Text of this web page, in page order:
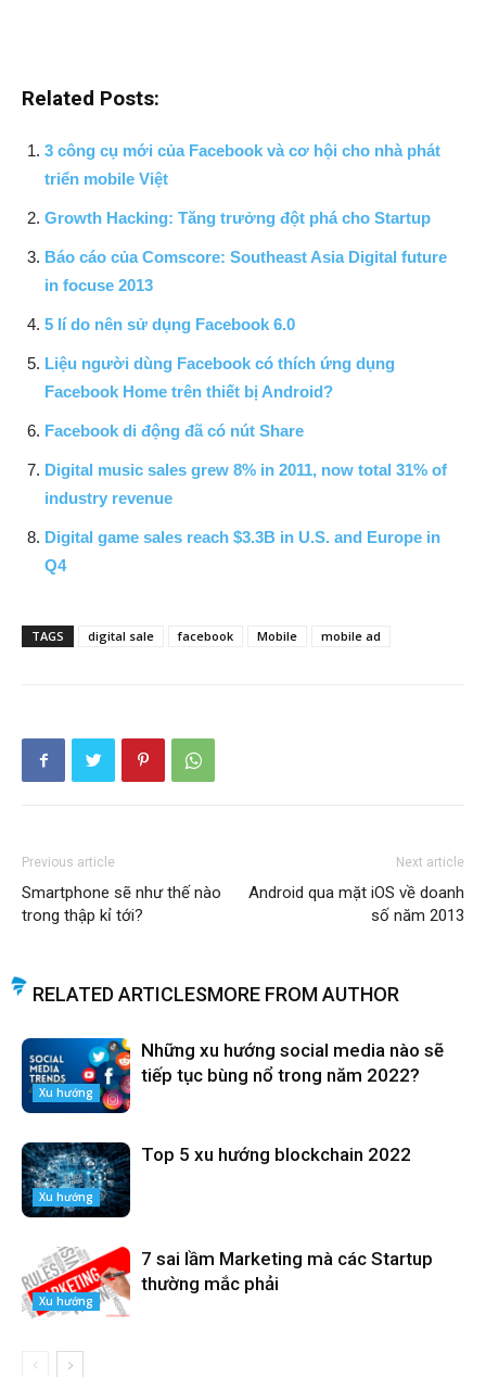
Related Posts:
3 công cụ mới của Facebook và cơ hội cho nhà phát
triển mobile Việt
Growth Hacking: Tăng trưởng đột phá cho Startup
Báo cáo của Comscore: Southeast Asia Digital future
in focuse 2013
5 lí do nên sử dụng Facebook 6.0
Liệu người dùng Facebook có thích ứng dụng
Facebook Home trên thiết bị Android?
Facebook di động đã có nút Share
Digital music sales grew 8% in 2011, now total 31% of
industry revenue
Digital game sales reach $3.3B in U.S. and Europe in
Q4
TAGS digital sale facebook Mobile mobile ad
Previous article
Smartphone sẽ như thế nào
trong thập kỉ tới?
Next article
Android qua mặt iOS về doanh
số năm 2013
RELATED ARTICLESMORE FROM AUTHOR
Xu hướng
Những xu hướng social media nào sẽ
tiếp tục bùng nổ trong năm 2022?
Xu hướng
Top 5 xu hướng blockchain 2022
Xu hướng
7 sai lầm Marketing mà các Startup
thường mắc phải